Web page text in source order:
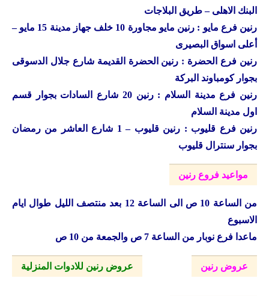
البنك الاهلى – طريق البلاجات
رنين فرع مايو : رنين مايو مجاورة 10 خلف جهاز مدينة 15 مايو –
أعلى اسواق البصيرى
رنين فرع الحضرة : رنين الحضرة القديمة شارع جلال الدسوقى
بجوار كومباوند البركة
رنين فرع مدينة السلام : رنين 20 شارع السادات بجوار قسم
اول مدينة السلام
رنين فرع قليوب : رنين قليوب – 1 شارع العاشر من رمضان
بجوار سنترال قليوب
مواعيد فروع رنين
من الساعة 10 ص الى الساعة 12 بعد منتصف الليل طوال ايام
الاسبوع
ماعدا فرع نوبار من الساعة 7 ص والجمعة من 10 ص
عروض رنين عروض رنين للادوات المنزلية